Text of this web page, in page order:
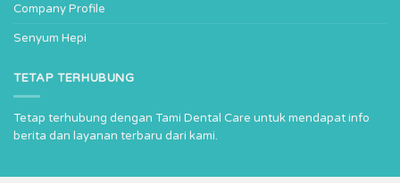
Company Profile
Senyum Hepi
TETAP TERHUBUNG
Tetap terhubung dengan Tami Dental Care untuk mendapat info
berita dan layanan terbaru dari kami.